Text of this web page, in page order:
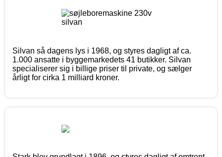
Silvan så dagens lys i 1968, og styres dagligt af ca.
1.000 ansatte i byggemarkedets 41 butikker. Silvan
specialiserer sig i billige priser til private, og sælger
årligt for cirka 1 milliard kroner.